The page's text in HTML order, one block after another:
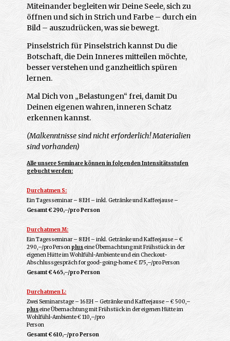
Miteinander begleiten wir Deine Seele, sich zu
öffnen und sich in Strich und Farbe – durch ein
Bild – auszudrücken, was sie bewegt.
Pinselstrich für Pinselstrich kannst Du die
Botschaft, die Dein Inneres mitteilen möchte,
besser verstehen und ganzheitlich spüren
lernen.
Mal Dich von „Belastungen“ frei, damit Du
Deinen eigenen wahren, inneren Schatz
erkennen kannst.
(Malkenntnisse sind nicht erforderlich! Materialien
sind vorhanden)
Alle unsere Seminare können in folgenden Intensitätsstufen
gebucht werden:
Durchatmen S:
Ein Tagesseminar – 8 EH – inkl. Getränke und Kaffeejause –
Gesamt € 290,–/pro Person
Durchatmen M:
Ein Tagesseminar – 8 EH – inkl. Getränke und Kaffeejause – €
290,–/pro Personpluseine Übernachtung mit Frühstück in der
eigenen Hütte im Wohlfühl-Ambiente und ein Checkout-
Abschlussgespräch for good-going-home € 175,–/pro Person
Gesamt€ 465,–/pro Person
Durchatmen L:
Zwei Seminarstage – 16 EH – Getränke und Kaffeejause – € 500,–
pluseine Übernachtung mit Frühstück in der eigenen Hütte im
Wohlfühl-Ambiente € 110,–/pro
Person
Gesamt € 610,–/pro Person